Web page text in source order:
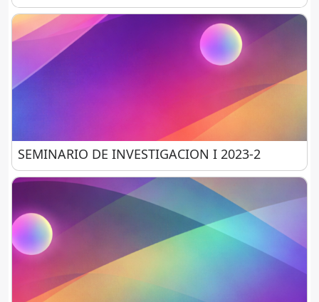
SEMINARIO DE INVESTIGACION I 2023-2
SEMINARIO DE INVESTIGACION I 2023-2